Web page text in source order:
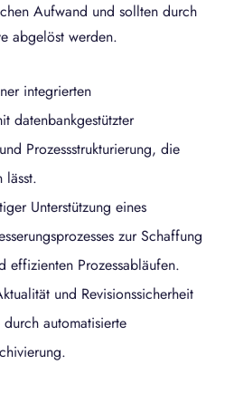
Aufwand und sollten durch
abgelöst werden.
integrierten
datenbankgestützter
Prozessstrukturierung, die
lässt.
Unterstützung eines
zur Schaffung
effizienten Prozessabläufen.
und Revisionssicherheit
automatisierte